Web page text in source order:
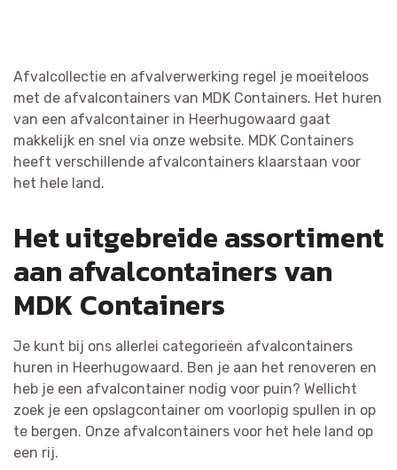
Afvalcollectie en afvalverwerking regel je moeiteloos
met de afvalcontainers van MDK Containers. Het huren
van een afvalcontainer in Heerhugowaard gaat
makkelijk en snel via onze website. MDK Containers
heeft verschillende afvalcontainers klaarstaan voor
het hele land.
Het uitgebreide assortiment
aan afvalcontainers van
MDK Containers
Je kunt bij ons allerlei categorieën afvalcontainers
huren in Heerhugowaard. Ben je aan het renoveren en
heb je een afvalcontainer nodig voor puin? Wellicht
zoek je een opslagcontainer om voorlopig spullen in op
te bergen. Onze afvalcontainers voor het hele land op
een rij.